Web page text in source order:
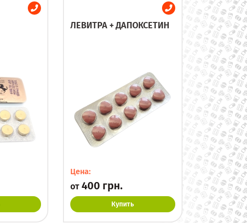
ЛЕВИТРА + ДАПОКСЕТИН
Цена:
от400 грн.
Купить